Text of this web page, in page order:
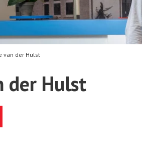
van der Hulst
der Hulst